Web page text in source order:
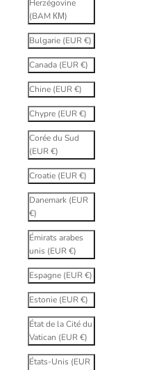
Herzégovine
(BAM КМ)
Bulgarie (EUR €)
Canada (EUR €)
Chine (EUR €)
Chypre (EUR €)
Corée du Sud
(EUR €)
Croatie (EUR €)
Danemark (EUR
€)
Émirats arabes
unis (EUR €)
Espagne (EUR €)
Estonie (EUR €)
État de la Cité du
Vatican (EUR €)
États-Unis (EUR